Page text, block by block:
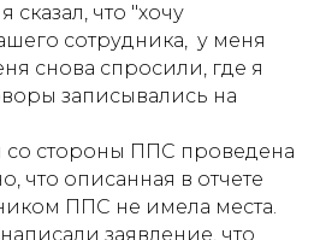
сказал, что "хочу
сотрудника, у меня
снова спросили, где я
записывались на
со стороны ППС проведена
что описанная в отчете
ППС не имела места.
заявление, что